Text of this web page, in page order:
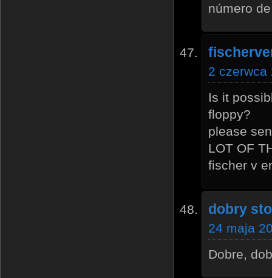
número
2 czerwca
Is it
floppy?
please
LOT OF
fischer v
dobry
24 maja
Dobre,